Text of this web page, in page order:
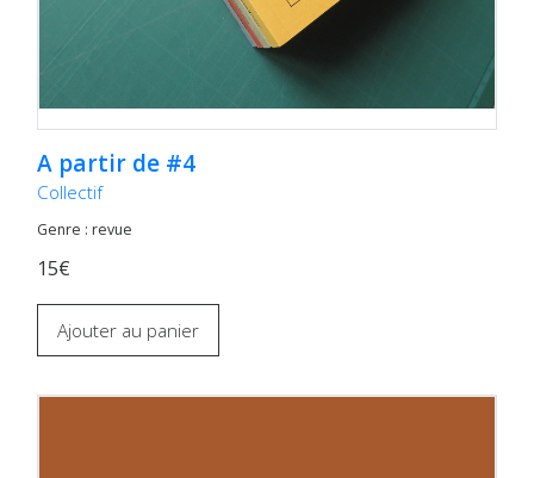
A partir de #4
Collectif
Genre : revue
15€
Ajouter au panier